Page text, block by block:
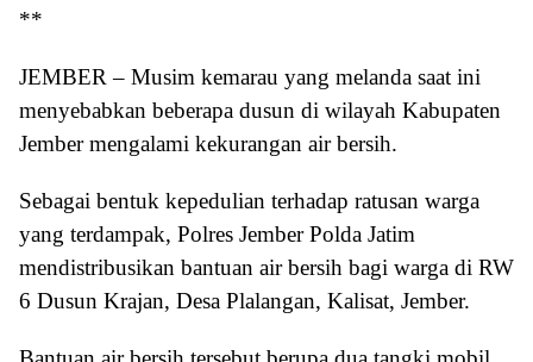
**
JEMBER – Musim kemarau yang melanda saat ini
menyebabkan beberapa dusun di wilayah Kabupaten
Jember mengalami kekurangan air bersih.
Sebagai bentuk kepedulian terhadap ratusan warga
yang terdampak, Polres Jember Polda Jatim
mendistribusikan bantuan air bersih bagi warga di RW
6 Dusun Krajan, Desa Plalangan, Kalisat, Jember.